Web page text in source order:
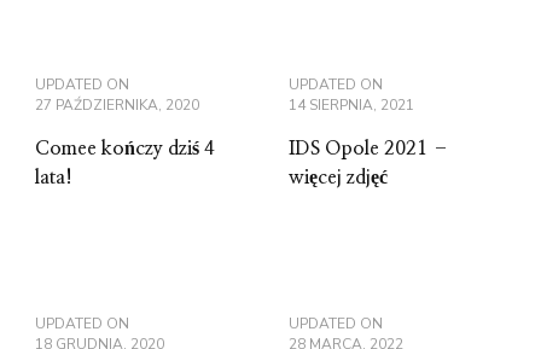
UPDATED ON
27 PAŹDZIERNIKA, 2020
Comee kończy dziś 4
lata!
UPDATED ON
14 SIERPNIA, 2021
IDS Opole 2021 –
więcej zdjęć
UPDATED ON
18 GRUDNIA, 2020
UPDATED ON
28 MARCA, 2022